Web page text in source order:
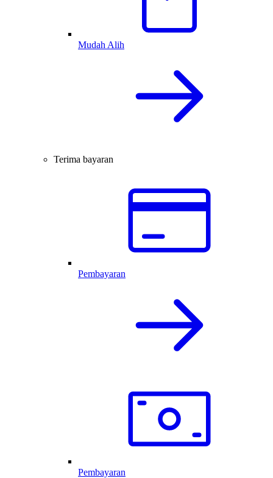
Mudah Alih
Terima bayaran
Pembayaran
Pembayaran